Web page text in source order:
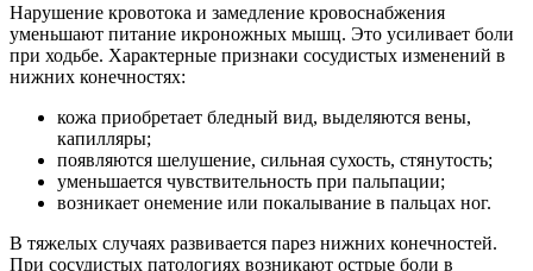
Нарушение кровотока и замедление кровоснабжения
уменьшают питание икроножных мышц. Это усиливает боли
при ходьбе. Характерные признаки сосудистых изменений в
нижних конечностях:
кожа приобретает бледный вид, выделяются вены,
капилляры;
появляются шелушение, сильная сухость, стянутость;
уменьшается чувствительность при пальпации;
возникает онемение или покалывание в пальцах ног.
В тяжелых случаях развивается парез нижних конечностей.
При сосудистых патологиях возникают острые боли в